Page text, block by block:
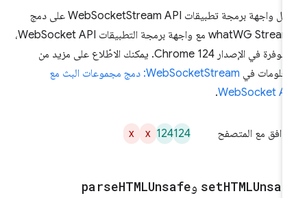
تعمل واجهة برمجة تطبيقات WebSocketStream API على دمج
whatWG Streams مع واجهة برمجة التطبيقات WebSocket API،
ومتوفرة في الإصدار Chrome 124. يمكنك الاطّلاع على مزيد من
في
WebSocketStream: دمج مجموعات البث مع
WebSocket
.
مع المتصفح 124
124
x
x
setو parseHTMLUnsafe